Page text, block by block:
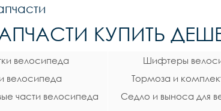
КУПИТЬ
велосипеда Шифтеры
велосипеда
Тормоза и
части велосипеда
Седло и выноса для